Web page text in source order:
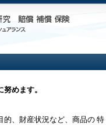
めます。
的、財産状況など、商品の 特